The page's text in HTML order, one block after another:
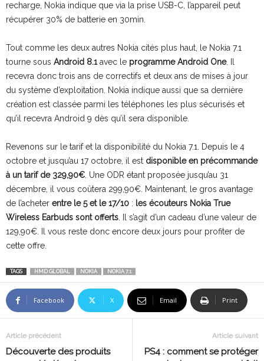
recharge, Nokia indique que via la prise USB-C, l’appareil peut
récupérer 30% de batterie en 30min.
Tout comme les deux autres Nokia cités plus haut, le Nokia 7.1
tourne sous Android 8.1avec le programme Android One. Il
recevra donc trois ans de correctifs et deux ans de mises à jour
du système d’exploitation. Nokia indique aussi que sa dernière
création est classée parmi les téléphones les plus sécurisés et
qu’il recevra Android 9 dès qu’il sera disponible.
Revenons sur le tarif et la disponibilité du Nokia 7.1. Depuis le 4
octobre et jusqu’au 17 octobre, il est disponible en précommande
à un tarif de 329,90€. Une ODR étant proposée jusqu’au 31
décembre, il vous coûtera 299,90€. Maintenant, le gros avantage
de l’acheter entre le 5 et le 17/10 : les écouteurs Nokia True
Wireless Earbuds sont offerts. Il s’agit d’un cadeau d’une valeur de
129,90€. Il vous reste donc encore deux jours pour profiter de
cette offre.
TAGS HMD GLOBAL NOKIA NOKIA 7.1
Facebook X Email Print
Article précédent
Découverte des produits
Article suivant
PS4 : comment se protéger